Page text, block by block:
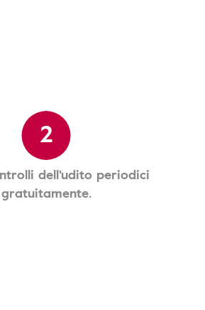
2
dell'udito periodici
gratuitamente.